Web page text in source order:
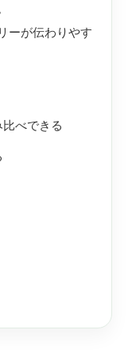
ーが伝わりやす
べできる